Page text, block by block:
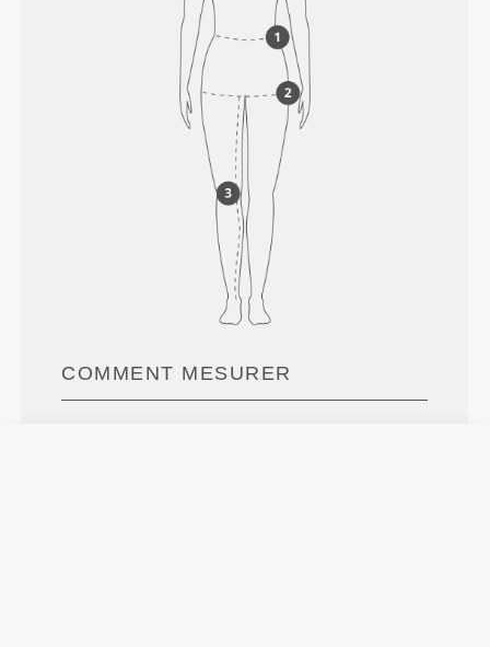
COMMENT MESURER